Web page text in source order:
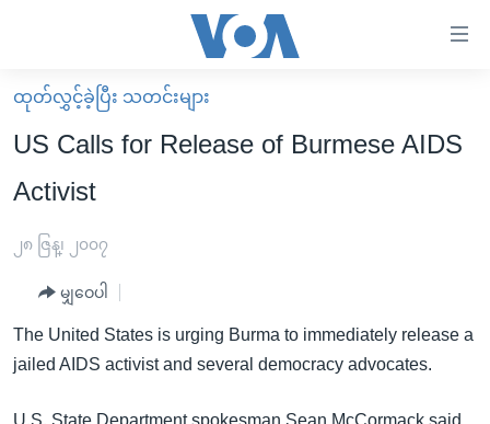
လွယ်ကူ
စေ
သည့်
များ
ကျော်
မူလစာမျက်နှာ
မြန်မာ
ကမ္ဘာ့သတင်းများ
နိုင်ငံတကာ
ဗွီဒီယို
ရပ်ဝန်းတခု လမ်းတခု အလွန်
ထုတ်လွှင့်ခဲ့ပြီး သတင်းများ
US Calls for Release of Burmese AIDS
Activist
၂၈ ဇြန္၊ ၂၀၀၇
မျှဝေပါ
The United States is urging Burma to immediately release a
jailed AIDS activist and several democracy advocates.
U.S. State Department spokesman Sean McCormack said